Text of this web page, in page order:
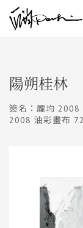
陽朔桂林
簽名：龎均 2008
2008 油彩畫布